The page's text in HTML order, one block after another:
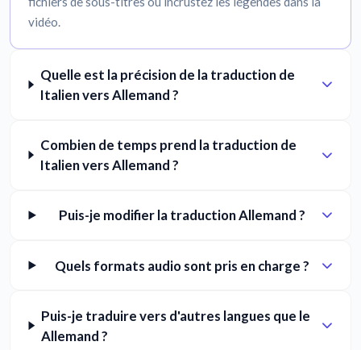
vidéo.
Quelle est la précision de la traduction de
Italien vers Allemand ?
Combien de temps prend la traduction de
Italien vers Allemand ?
Puis-je modifier la traduction Allemand ?
Quels formats audio sont pris en charge ?
Puis-je traduire vers d'autres langues que le
Allemand ?